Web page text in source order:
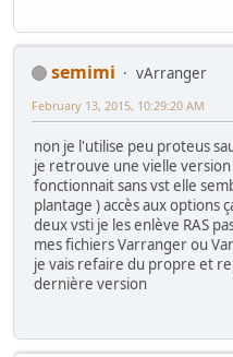
semimi
vArranger
February 13, 2015, 10:29:20 AM
non je l'utilise peu proteus
je retrouve une vielle
fonctionnait sans vst elle
plantage ) accès aux options
deux vsti je les enlève RAS
mes fichiers Varranger ou
je vais refaire du propre et
dernière version